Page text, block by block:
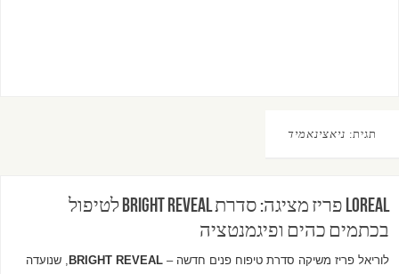
תגית: ניאצינאמיד
LOREAL פריז מציגה: סדרת BRIGHT REVEAL לטיפול
בכתמים כהים ופיגמנטציה
לוריאל פריז משיקה סדרת טיפוח פנים חדשה – BRIGHT REVEAL , שנועדה